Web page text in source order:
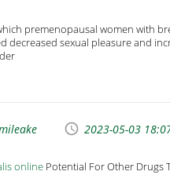
premenopausal women with
decreased sexual pleasure and
2023-05-03
online Potential For Other Drugs